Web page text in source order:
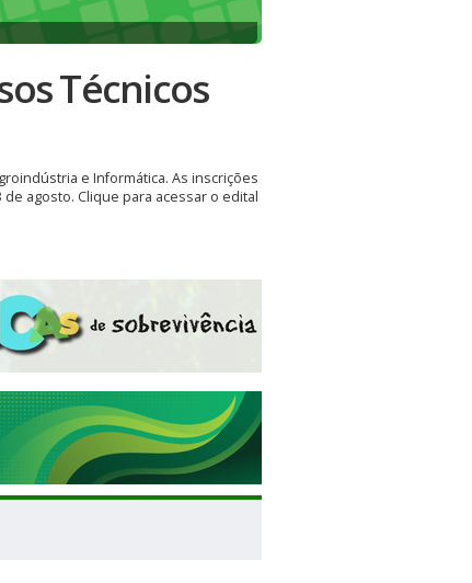
Técnicos
e Informática. As inscrições
agosto. Clique para acessar o edital